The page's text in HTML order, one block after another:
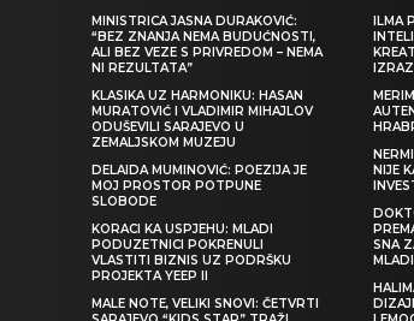
MINISTRICA JASNA DURAKOVIĆ:
“BEZ ZNANJA NEMA BUDUĆNOSTI,
ALI BEZ VEZE S PRIVREDOM – NEMA
NI REZULTATA”
KLASIKA UZ HARMONIKU: HASAN
MURATOVIĆ I VLADIMIR MIHAJLOV
ODUŠEVILI SARAJEVO U
ZEMALJSKOM MUZEJU
DELAIDA MUMINOVIĆ: POEZIJA JE
MOJ PROSTOR POTPUNE
SLOBODE
KORACI KA USPJEHU: MLADI
PODUZETNICI POKRENULI
VLASTITI BIZNIS UZ PODRŠKU
PROJEKTA YEEP II
MALE NOTE, VELIKI SNOVI: ČETVRTI
ILMA
IZRAZ
NIJE
SNA